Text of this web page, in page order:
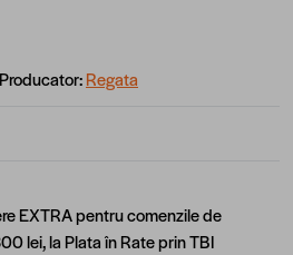
Producator:Regata
EXTRA pentru comenzile de
lei, la Plata în Rate prin TBI